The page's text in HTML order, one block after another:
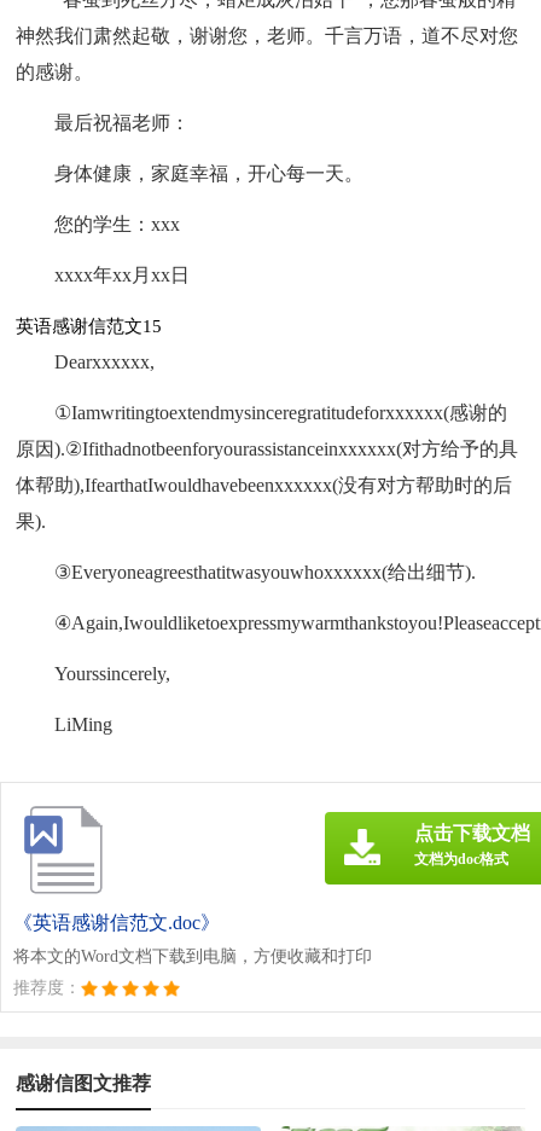
神然我们肃然起敬，谢谢您，老师。千言万语，道不尽对您
的感谢。
最后祝福老师：
身体健康，家庭幸福，开心每一天。
您的学生：xxx
xxxx年xx月xx日
英语感谢信范文15
Dearxxxxxx,
①Iamwritingtoextendmysinceregratitudeforxxxxxx(感谢的
原因).②Ifithadnotbeenforyourassistanceinxxxxxx(对方给予的具
体帮助),IfearthatIwouldhavebeenxxxxxx(没有对方帮助时的后
果).
③Everyoneagreesthatitwasyouwhoxxxxxx(给出细节).
Yourssincerely,
LiMing
《英语感谢信范文.doc》
将本文的Word文档下载到电脑，方便收藏和打印
推荐度：
点击下载文档
文档为doc格式
感谢信图文推荐